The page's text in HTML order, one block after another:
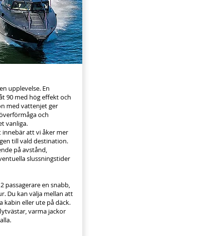
upplevelse. En
90 med hög effekt och
med vattenjet ger
och
vanliga.
att vi åker mer
till vald destination.
på avstånd,
slussningstider
passagerare en snabb,
Du kan välja mellan att
kabin eller ute på däck.
varma jackor